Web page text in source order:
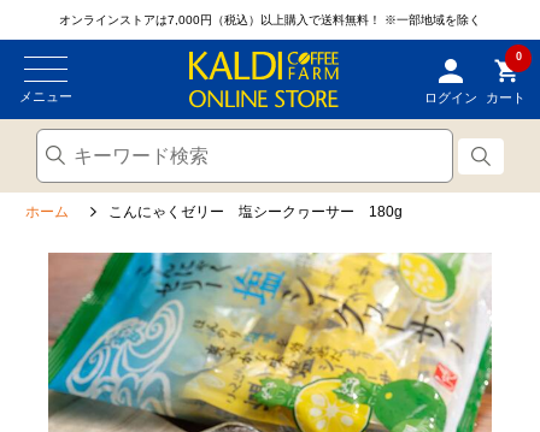
オンラインストアは7,000円（税込）以上購入で送料無料！ ※一部地域を除く
メニュー ログイン
0
カート
ホーム こんにゃくゼリー 塩シークヮーサー 180g